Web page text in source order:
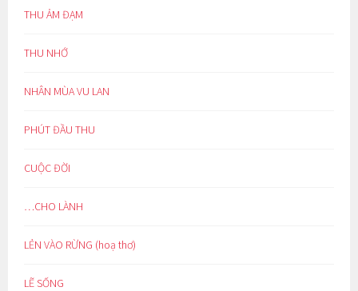
THU ẢM ĐẠM
THU NHỚ
NHÂN MÙA VU LAN
PHÚT ĐẦU THU
CUỘC ĐỜI
…CHO LÀNH
LẺN VÀO RỪNG (hoạ thơ)
LẼ SỐNG